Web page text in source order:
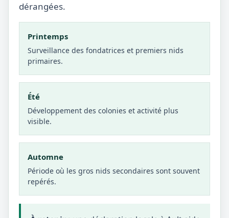
dérangées.
Printemps
Surveillance des fondatrices et premiers nids
primaires.
Été
Développement des colonies et activité plus
visible.
Automne
Période où les gros nids secondaires sont souvent
repérés.